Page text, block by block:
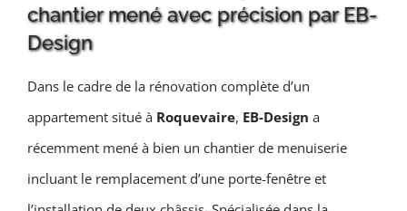
chantier mené avec précision par EB-
Design
Dans le cadre de la rénovation complète d’un
appartement situé à Roquevaire, EB-Design a
récemment mené à bien un chantier de menuiserie
incluant le remplacement d’une porte-fenêtre et